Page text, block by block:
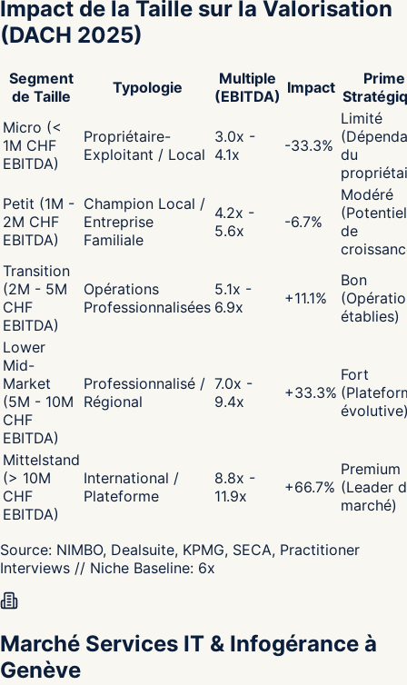
Impact de la Taille sur la Valorisation
(DACH 2025)
Segment
de Taille
Typologie
Multiple
(EBITDA) Impact
Prime
Micro (<
1M CHF
EBITDA)
Propriétaire-
Exploitant / Local
3.0x -
4.1x
-33.3%
Limité
du
Petit (1M -
2M CHF
EBITDA)
Champion Local /
Entreprise
Familiale
4.2x -
5.6x
-6.7%
Modéré
(Potentiel
de
Transition
(2M - 5M
CHF
EBITDA)
Opérations
Professionnalisées
5.1x -
6.9x
+11.1%
Bon
établies)
Lower
Mid-
Market
(5M - 10M
CHF
EBITDA)
Professionnalisé /
Régional
7.0x -
9.4x
+33.3%
Fort
Mittelstand
(> 10M
CHF
EBITDA)
International /
Plateforme
8.8x -
11.9x
+66.7%
Premium
(Leader
marché)
Source: NIMBO, Dealsuite, KPMG, SECA, Practitioner
Interviews // Niche Baseline: 6x
Marché Services IT & Infogérance à
Genève